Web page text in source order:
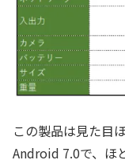
この製品は見た目
Android 7.0で、ほ